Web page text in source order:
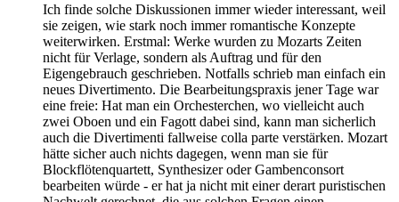
Ich finde solche Diskussionen immer wieder interessant, weil
sie zeigen, wie stark noch immer romantische Konzepte
weiterwirken. Erstmal: Werke wurden zu Mozarts Zeiten
nicht für Verlage, sondern als Auftrag und für den
Eigengebrauch geschrieben. Notfalls schrieb man einfach ein
neues Divertimento. Die Bearbeitungspraxis jener Tage war
eine freie: Hat man ein Orchesterchen, wo vielleicht auch
zwei Oboen und ein Fagott dabei sind, kann man sicherlich
auch die Divertimenti fallweise colla parte verstärken. Mozart
hätte sicher auch nichts dagegen, wenn man sie für
Blockflötenquartett, Synthesizer oder Gambenconsort
bearbeiten würde - er hat ja nicht mit einer derart puristischen